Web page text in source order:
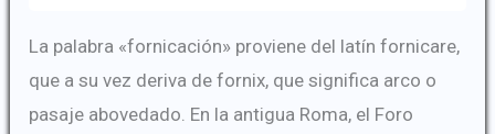
La palabra «fornicación» proviene del latín fornicare,
que a su vez deriva de fornix, que significa arco o
pasaje abovedado. En la antigua Roma, el Foro